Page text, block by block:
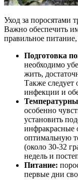
Уход за поросятами
Важно обеспечить
правильное
Подготовка
необходимо
жить,
Также следует
инфекции и
особенно
установить
инфракрасные
оптимальную
(около 30-32
недель и
Питание:
первые дни